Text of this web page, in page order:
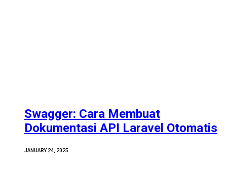
Swagger: Cara Membuat
Dokumentasi API Laravel Otomatis
JANUARY 24, 2025